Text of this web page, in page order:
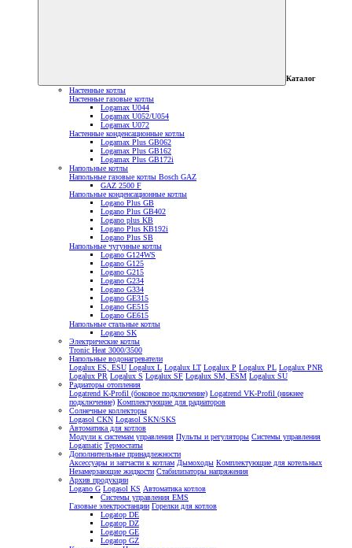
Каталог
Настенные котлы
Настенные газовые котлы
Logamax U044
Logamax U052/U054
Logamax U072
Настенные конденсационные котлы
Logamax Plus GB062
Logamax Plus GB162
Logamax Plus GB172i
Напольные котлы
Напольные газовые котлы Bosch GAZ
GAZ 2500 F
Напольные конденсационные котлы
Logano Plus GB
Logano Plus GB402
Logano plus KB
Logano Plus KB192i
Logano Plus SB
Напольные чугунные котлы
Logano G124WS
Logano G125
Logano G215
Logano G234
Logano G334
Logano GE315
Logano GE515
Logano GE615
Напольные стальные котлы
Logano SK
Электрические котлы
Tronic Heat 3000/3500
Напольные водонагреватели
Logalux ES, ESU Logalux L Logalux LT Logalux P Logalux PL Logalux PNR
Logalux PR Logalux S Logalux SF Logalux SM, ESM Logalux SU
Радиаторы отопления
Logatrend K-Profil (боковое подключение) Logatrend VK-Profil (нижнее
подключение) Комплектующие для радиаторов
Солнечные коллекторы
Logasol CKN Logasol SKN/SKS
Автоматика для котлов
Модули к системам управления Пульты и регуляторы Системы управления
Logamatic Термостаты
Дополнительные принадлежности
Аксессуары и запчасти к котлам Дымоходы Комплектующие для котельных
Незамерзающие жидкости Стабилизаторы напряжения
Архив продукции
Logano G Logasol KS Автоматика котлов
Системы управления EMS
Газовые электростанции Горелки для котлов
Logatop DE
Logatop DZ
Logatop GE
Logatop GZ